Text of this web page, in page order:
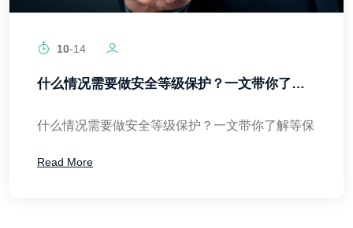
10-14
什么情况需要做安全等级保护？一文带你了解等保
什么情况需要做安全等级保护？一文带你了解等保
Read More